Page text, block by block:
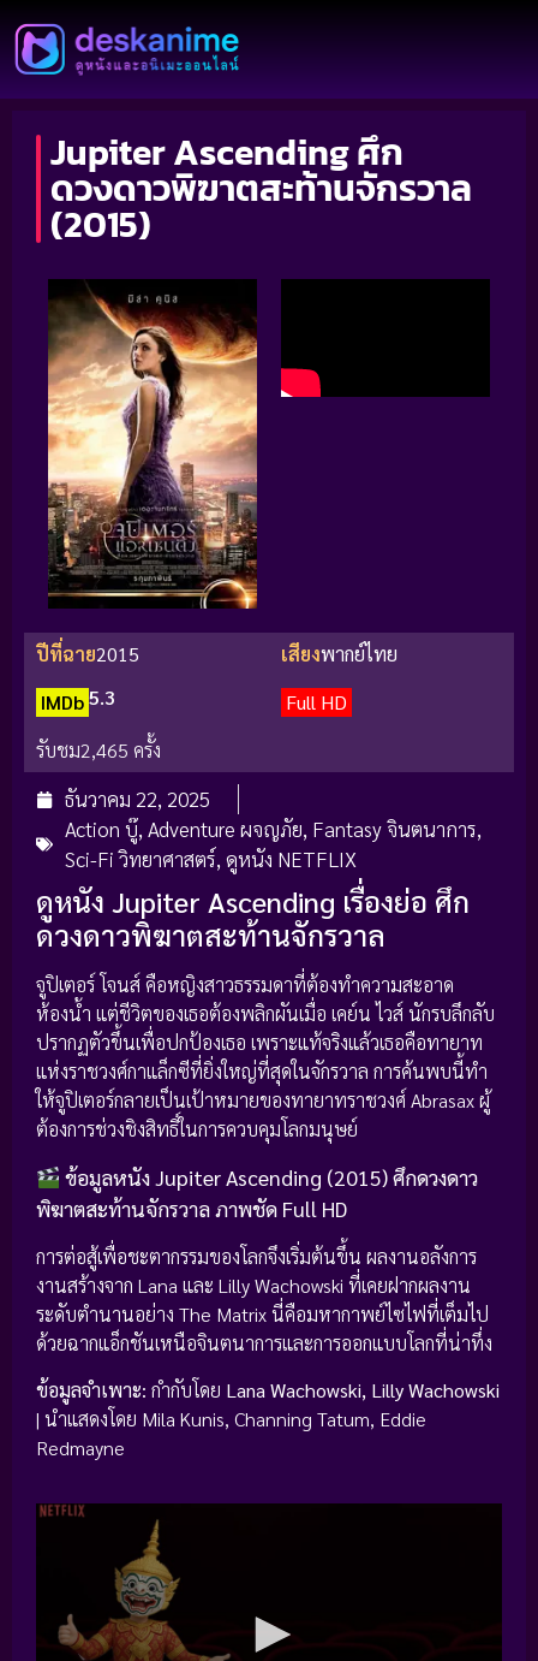
Jupiter Ascending ศึก
ดวงดาวพิฆาตสะท้านจักรวาล
(2015)
ปีที่ฉาย2015 เสียงพากย์ไทย
IMDb5.3
Full HD
รับชม2,465 ครั้ง
ธันวาคม 22, 2025
Action บู๊, Adventure ผจญภัย, Fantasy จินตนาการ,
Sci-Fi วิทยาศาสตร์, ดูหนัง NETFLIX
ดูหนัง Jupiter Ascending เรื่องย่อ ศึก
ดวงดาวพิฆาตสะท้านจักรวาล
จูปิเตอร์ โจนส์ คือหญิงสาวธรรมดาที่ต้องทำความสะอาด
ห้องน้ำ แต่ชีวิตของเธอต้องพลิกผันเมื่อ เคย์น ไวส์ นักรบลึกลับ
ปรากฏตัวขึ้นเพื่อปกป้องเธอ เพราะแท้จริงแล้วเธอคือทายาท
แห่งราชวงศ์กาแล็กซีที่ยิ่งใหญ่ที่สุดในจักรวาล การค้นพบนี้ทำ
ให้จูปิเตอร์กลายเป็นเป้าหมายของทายาทราชวงศ์ Abrasax ผู้
ต้องการช่วงชิงสิทธิ์ในการควบคุมโลกมนุษย์
ข้อมูลหนัง Jupiter Ascending (2015) ศึกดวงดาว
พิฆาตสะท้านจักรวาล ภาพชัด Full HD
การต่อสู้เพื่อชะตากรรมของโลกจึงเริ่มต้นขึ้น ผลงานอลังการ
งานสร้างจาก Lana และ Lilly Wachowski ที่เคยฝากผลงาน
ระดับตำนานอย่าง The Matrix นี่คือมหากาพย์ไซไฟที่เต็มไป
ด้วยฉากแอ็กชันเหนือจินตนาการและการออกแบบโลกที่น่าทึ่ง
ข้อมูลจำเพาะ: กำกับโดย Lana Wachowski, Lilly Wachowski
| นำแสดงโดย Mila Kunis, Channing Tatum, Eddie
Redmayne